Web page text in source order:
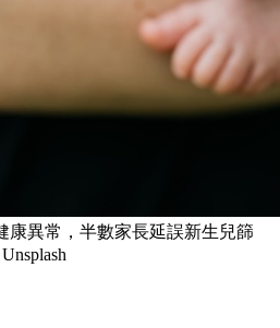
康異常，半數家長延誤新生兒篩